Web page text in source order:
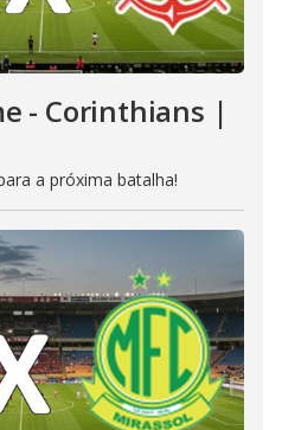
- Corinthians |
a próxima batalha!